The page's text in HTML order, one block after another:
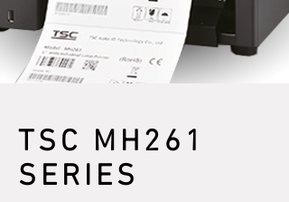
TSC MH261
SERIES